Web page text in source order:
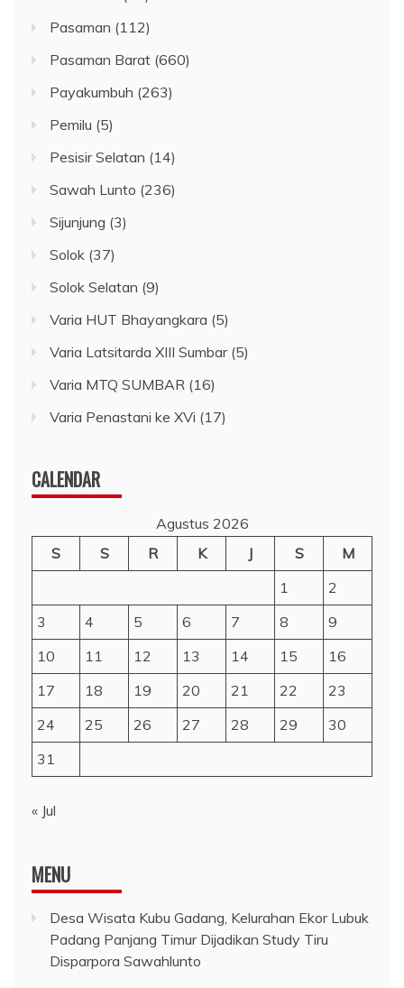
Pasaman (112)
Pasaman Barat (660)
Payakumbuh (263)
Pemilu (5)
Pesisir Selatan (14)
Sawah Lunto (236)
Sijunjung (3)
Solok (37)
Solok Selatan (9)
Varia HUT Bhayangkara (5)
Varia Latsitarda XIII Sumbar(5)
Varia MTQ SUMBAR (16)
Varia Penastani ke XVi (17)
CALENDAR
Agustus 2026
S
S R K J S
M
1
2
3
4 5 6 7 8
9
10
11 12 13 14 15
16
17
18 19 20 21 22
23
24
25 26 27 28 29
30
31
« Jul
MENU
Desa Wisata Kubu Gadang, Kelurahan Ekor Lubuk
Padang Panjang Timur Dijadikan Study Tiru
Disparpora Sawahlunto